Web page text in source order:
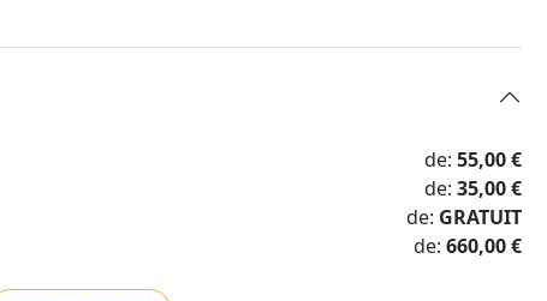
de: 55,00 €
de: 35,00 €
de: GRATUIT
de: 660,00 €